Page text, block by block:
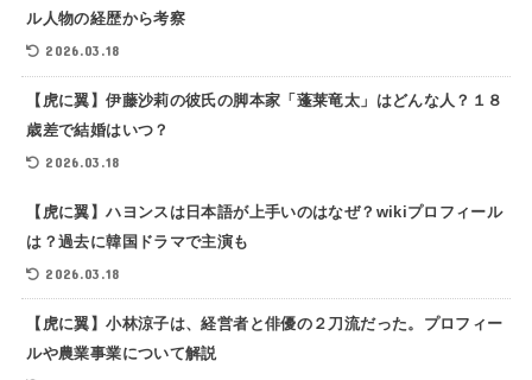
ル人物の経歴から考察
2026.03.18
【虎に翼】伊藤沙莉の彼氏の脚本家「蓬莱竜太」はどんな人？１８
歳差で結婚はいつ？
2026.03.18
【虎に翼】ハヨンスは日本語が上手いのはなぜ？wikiプロフィール
は？過去に韓国ドラマで主演も
2026.03.18
【虎に翼】小林涼子は、経営者と俳優の２刀流だった。プロフィー
ルや農業事業について解説